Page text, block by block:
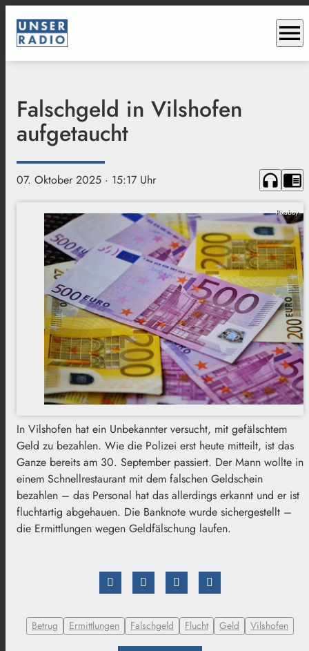
menu
Falschgeld in Vilshofen
aufgetaucht
07. Oktober 2025 · 15:17 Uhr headphones chrome_reader_mode
Pixabay
In Vilshofen hat ein Unbekannter versucht, mit gefälschtem
Geld zu bezahlen. Wie die Polizei erst heute mitteilt, ist das
Ganze bereits am 30. September passiert. Der Mann wollte in
einem Schnellrestaurant mit dem falschen Geldschein
bezahlen – das Personal hat das allerdings erkannt und er ist
fluchtartig abgehauen. Die Banknote wurde sichergestellt –
die Ermittlungen wegen Geldfälschung laufen.
Betrug Ermittlungen Falschgeld Flucht Geld Vilshofen